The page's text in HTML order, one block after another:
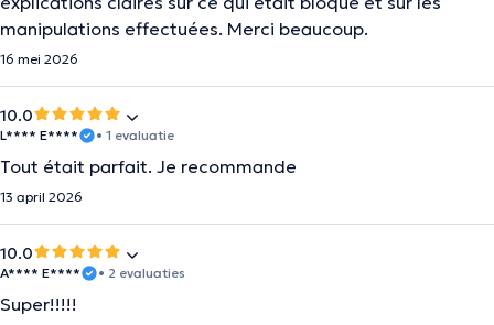
manipulations effectuées. Merci beaucoup.
16 mei 2026
10.0
L**** E**** • 1 evaluatie
Tout était parfait. Je recommande
13 april 2026
10.0
A**** E**** • 2 evaluaties
Super!!!!!